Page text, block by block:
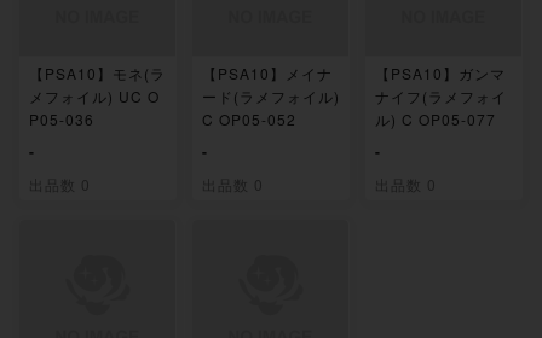
【PSA10】モネ(ラ
メフォイル) UC O
P05-036
-
出品数 0
【PSA10】メイナ
ード(ラメフォイル)
C OP05-052
-
出品数 0
【PSA10】ガンマ
ナイフ(ラメフォイ
ル) C OP05-077
-
出品数 0